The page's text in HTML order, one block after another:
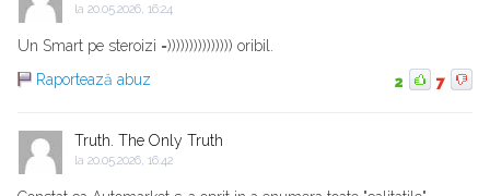
la 20.05.2026, 16:24
Un Smart pe steroizi =))))))))))))))) oribil.
Raportează abuz
2 7
Truth. The Only Truth
la 20.05.2026, 16:42